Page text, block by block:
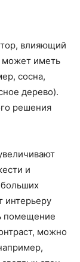
влияющий
может иметь
сосна,
дерево).
решения
и
интерьеру
помещение
можно